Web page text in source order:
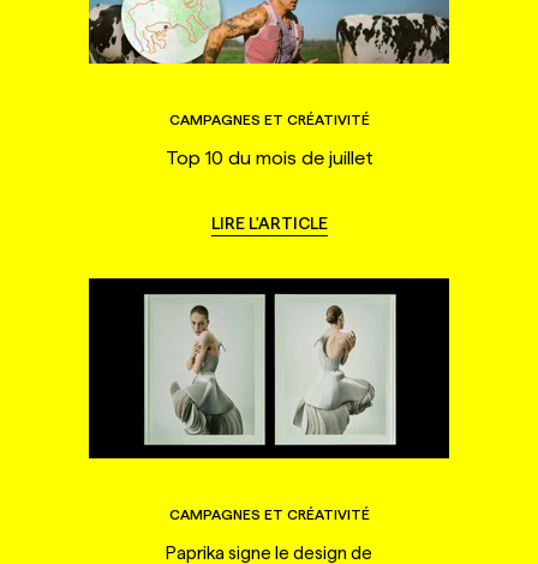
CAMPAGNES ET CRÉATIVITÉ
Top 10 du mois de juillet
LIRE L'ARTICLE
CAMPAGNES ET CRÉATIVITÉ
Paprika signe le design de